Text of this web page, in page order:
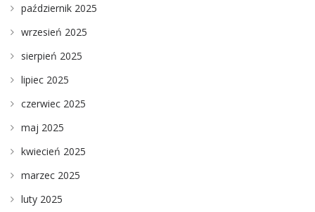
październik 2025
wrzesień 2025
sierpień 2025
lipiec 2025
czerwiec 2025
maj 2025
kwiecień 2025
marzec 2025
luty 2025